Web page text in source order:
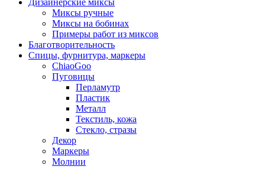
Дизайнерские миксы
Миксы ручные
Миксы на бобинах
Примеры работ из миксов
Благотворительность
Спицы, фурнитура, маркеры
ChiaoGoo
Пуговицы
Перламутр
Пластик
Металл
Текстиль, кожа
Стекло, стразы
Декор
Маркеры
Молнии